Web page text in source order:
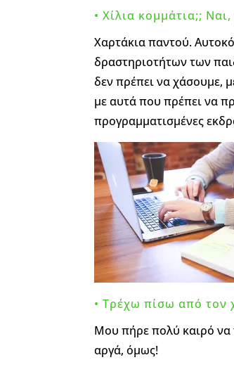
• Χίλια κομμάτια;;
Χαρτάκια παντού.
δραστηριοτήτων των
δεν πρέπει να χάσουμε,
με αυτά που πρέπει να
προγραμματισμένες
• Τρέχω πίσω από τον
Μου πήρε πολύ καιρό να
αργά, όμως!